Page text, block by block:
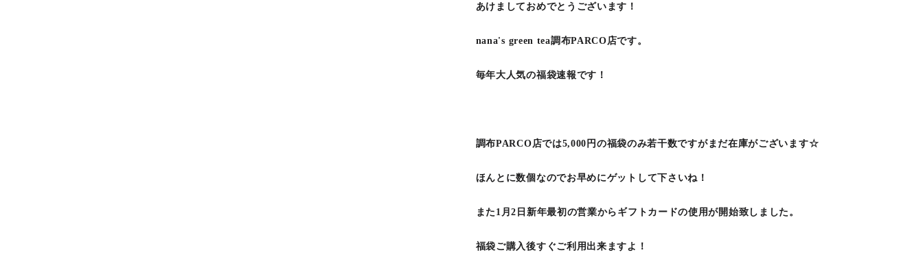
あけましておめでとうございます！
nana's green tea調布PARCO店です。
毎年大人気の福袋速報です！
調布PARCO店では5,000円の福袋のみ若干数ですがまだ在庫がございます☆
ほんとに数個なのでお早めにゲットして下さいね！
また1月2日新年最初の営業からギフトカードの使用が開始致しました。
福袋ご購入後すぐご利用出来ますよ！